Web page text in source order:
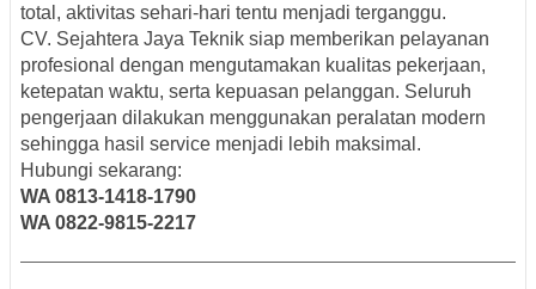
total, aktivitas sehari-hari tentu menjadi terganggu.
CV. Sejahtera Jaya Teknik siap memberikan pelayanan
profesional dengan mengutamakan kualitas pekerjaan,
ketepatan waktu, serta kepuasan pelanggan. Seluruh
pengerjaan dilakukan menggunakan peralatan modern
sehingga hasil service menjadi lebih maksimal.
Hubungi sekarang:
WA 0813-1418-1790
WA 0822-9815-2217